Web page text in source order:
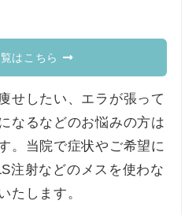
はこちら
せしたい、エラが張って
なるなどのお悩みの方は
。当院で症状やご希望に
注射などのメスを使わな
たします。